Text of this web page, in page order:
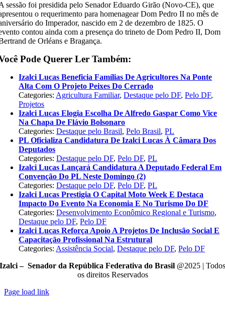
sessão foi presidida pelo Senador Eduardo Girão (Novo-CE), que
o requerimento para homenagear Dom Pedro II no mês de
do Imperador, nascido em 2 de dezembro de 1825. O
contou ainda com a presença do trineto de Dom Pedro II, Dom
de Orléans e Bragança.
Pode Querer Ler Também:
Izalci Lucas Beneficia Famílias De Agricultores Na Ponte
Alta Com O Projeto Peixes Do Cerrado
Categories: Agricultura Familiar,Destaque pelo DF,Pelo DF,
Projetos
Izalci Lucas Elogia Escolha De Alfredo Gaspar Como Vice
Na Chapa De Flávio Bolsonaro
Categories:Destaque pelo Brasil,Pelo Brasil,PL
PL Oficializa Candidatura De Izalci Lucas À Câmara Dos
Deputados
Categories:Destaque pelo DF,Pelo DF,PL
Izalci Lucas Lançará Candidatura A Deputado Federal Em
Convenção Do PL Neste Domingo (2)
Categories:Destaque pelo DF,Pelo DF,PL
Izalci Lucas Prestigia O Capital Moto Week E Destaca
Impacto Do Evento Na Economia E No Turismo Do DF
Categories:Desenvolvimento Econômico Regional e Turismo,
Destaque pelo DF,Pelo DF
Izalci Lucas Reforça Apoio A Projetos De Inclusão Social E
Capacitação Profissional Na Estrutural
Categories: Assistência Social,Destaque pelo DF,Pelo DF
Izalci – Senador da República Federativa do Brasil @2025 | Todos
os direitos Reservados
Page load link